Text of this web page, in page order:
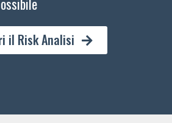
il Risk Analisi